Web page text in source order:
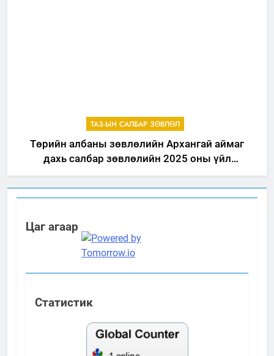
ТАЗ-ЫН САЛБАР ЗӨВЛӨЛ
Төрийн албаны зөвлөлийн Архангай аймаг
дахь салбар зөвлөлийн 2025 оны үйл
ажиллагааны жилийн төлөвлөгөө
Цаг агаар
Статистик